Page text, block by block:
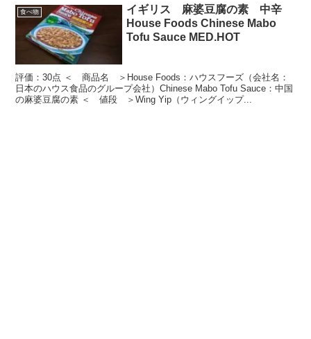
食べ物
イギリス 麻婆豆腐の素 中辛
House Foods Chinese Mabo
Tofu Sauce MED.HOT
評価：30点 ＜ 商品名 ＞House Foods：ハウスフーズ（会社名：
日本のハウス食品のグループ会社）Chinese Mabo Tofu Sauce：中国
の麻婆豆腐の素 ＜ 値段 ＞Wing Yip（ウィングイップ...